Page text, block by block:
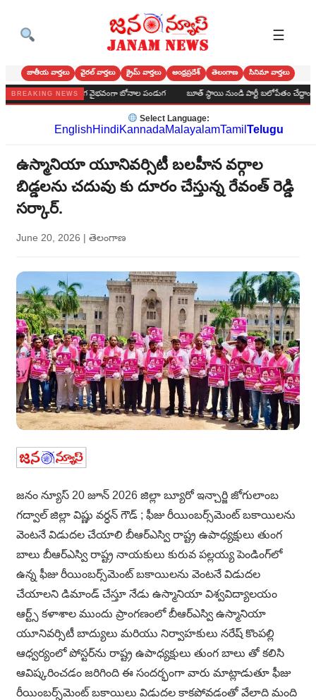
☰
జాతీయ వార్తలు వైరల్ వార్తలు క్రైమ్ వార్తలు ఆంధ్రప్రదేశ్ తెలంగాణ సినిమా వార్తలు
BREAKING NEWS
అంగరంగ వైభవంగా బోనాల పండుగ బూత్ స్థాయి నుండి పార్టీ బలోపేతం చేద్దాం : అలవరం
Select Language:
EnglishHindiKannadaMalayalamTamil Telugu
ఉస్మానియా యూనివర్సిటీ బలహీన వర్గాల
బిడ్డలను చదువు కు దూరం చేస్తున్న రేవంత్ రెడ్డి
సర్కార్.
June 20, 2026 | తెలంగాణ
జనం న్యూస్ 20 జూన్ 2026 జిల్లా బ్యూరో ఇన్చార్జి జోగులాంబ
గద్వాల్ జిల్లా విష్ణు వర్ధన్ గౌడ్ ; ఫీజు రీయింబర్స్‌మెంట్ బకాయిలను
వెంటనే విడుదల చేయాలి బీఆర్ఎస్వి రాష్ట్ర ఉపాధ్యక్షులు తుంగ
బాలు బీఆర్ఎస్వి రాష్ట్ర నాయకులు కురువ పల్లయ్య పెండింగ్‌లో
ఉన్న ఫీజు రీయింబర్స్‌మెంట్ బకాయిలను వెంటనే విడుదల
చేయాలని డిమాండ్ చేస్తూ నేడు ఉస్మానియా విశ్వవిద్యాలయం
ఆర్ట్స్ కళాశాల ముందు ప్రాంగణంలో బీఆర్ఎస్వి ఉస్మానియా
యూనివర్సిటీ బాద్యులు మరియు నిర్వాహకులు నరేష్ కొంపల్లి
ఆధ్వర్యంలో పోస్టర్‌ను రాష్ట్ర ఉపాధ్యక్షులు తుంగ బాలు తో కలిసి
ఆవిష్కరించడం జరిగింది ఈ సందర్భంగా వారు మాట్లాడుతూ ఫీజు
రీయింబర్స్‌మెంట్ బకాయిలు విడుదల కాకపోవడంతో వేలాది మంది